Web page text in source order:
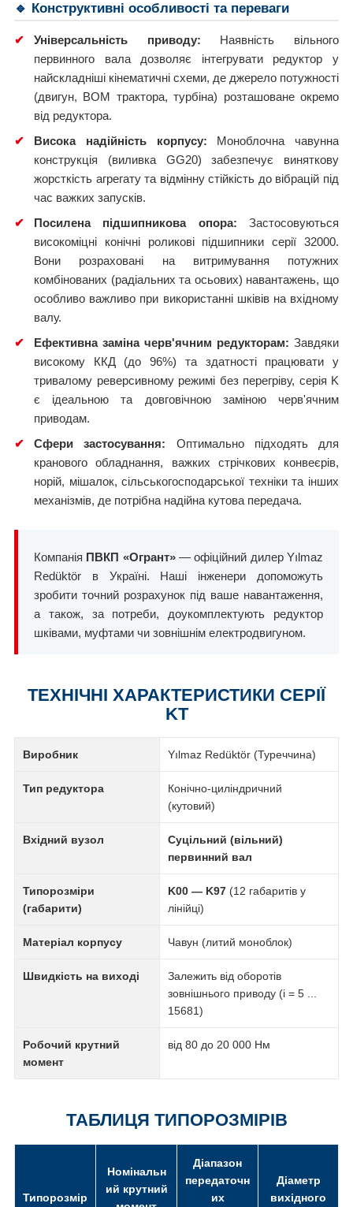
🔹 Конструктивні особливості та переваги
✔ Універсальність приводу: Наявність вільного
первинного вала дозволяє інтегрувати редуктор у
найскладніші кінематичні схеми, де джерело потужності
(двигун, ВОМ трактора, турбіна) розташоване окремо
від редуктора.
✔
Висока надійність корпусу: Моноблочна чавунна
конструкція (виливка GG20) забезпечує виняткову
жорсткість агрегату та відмінну стійкість до вібрацій під
час важких запусків.
✔
Посилена підшипникова опора: Застосовуються
високоміцні конічні роликові підшипники серії 32000.
Вони розраховані на витримування потужних
комбінованих (радіальних та осьових) навантажень, що
особливо важливо при використанні шківів на вхідному
валу.
✔
Ефективна заміна черв'ячним редукторам: Завдяки
високому ККД (до 96%) та здатності працювати у
тривалому реверсивному режимі без перегріву, серія K
є ідеальною та довговічною заміною черв'ячним
приводам.
✔
Сфери застосування: Оптимально підходять для
кранового обладнання, важких стрічкових конвеєрів,
норій, мішалок, сільськогосподарської техніки та інших
механізмів, де потрібна надійна кутова передача.
Компанія ПВКП «Огрант»— офіційний дилер Yılmaz
Redüktör в Україні. Наші інженери допоможуть
зробити точний розрахунок під ваше навантаження,
а також, за потреби, доукомплектують редуктор
шківами, муфтами чи зовнішнім електродвигуном.
ТЕХНІЧНІ ХАРАКТЕРИСТИКИ СЕРІЇ
KT
Виробник Yılmaz Redüktör (Туреччина)
Тип редуктора
Конічно-циліндричний
(кутовий)
Вхідний вузол
Суцільний (вільний)
первинний вал
Типорозміри
(габарити)
K00 — K97 (12 габаритів у
лінійці)
Матеріал корпусу Чавун (литий моноблок)
Швидкість на виході
Залежить від оборотів
зовнішнього приводу (i = 5 ...
15681)
Робочий крутний
момент
від 80 до 20 000 Нм
ТАБЛИЦЯ ТИПОРОЗМІРІВ
Типорозмір
Номінальн
ий крутний
Діапазон
передаточн
их
Діаметр
вихідного